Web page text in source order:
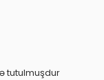
tutulmuşdur